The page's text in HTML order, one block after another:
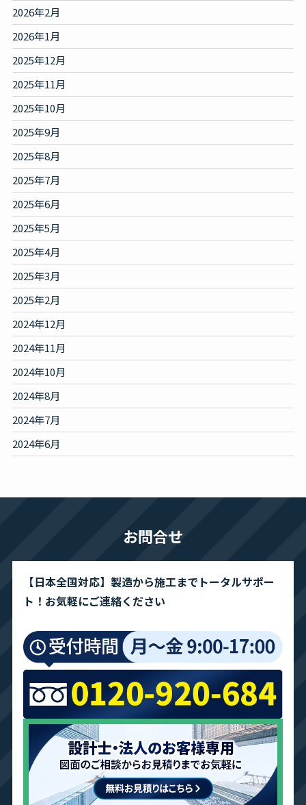
2026年2月
2026年1月
2025年12月
2025年11月
2025年10月
2025年9月
2025年8月
2025年7月
2025年6月
2025年5月
2025年4月
2025年3月
2025年2月
2024年12月
2024年11月
2024年10月
2024年8月
2024年7月
2024年6月
お問合せ
【日本全国対応】製造から施工までトータルサポー
ト！お気軽にご連絡ください